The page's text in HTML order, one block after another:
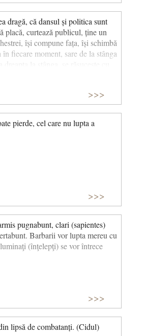
dragă, că dansul și politica sunt
placă, curtează publicul, ține un
își compune fața, își schimbă
fiecare moment, sare de la stânga
în picioare, zâmbește cu lacrimi
(Nasul unui notar) © CCC
>>>
pierde, cel care nu lupta a
>>>
pugnabunt, clari (sapientes)
Barbarii vor lupta mereu cu
(înţelepţi) se vor întrece
>>>
lipsă de combatanți. (Cidul)